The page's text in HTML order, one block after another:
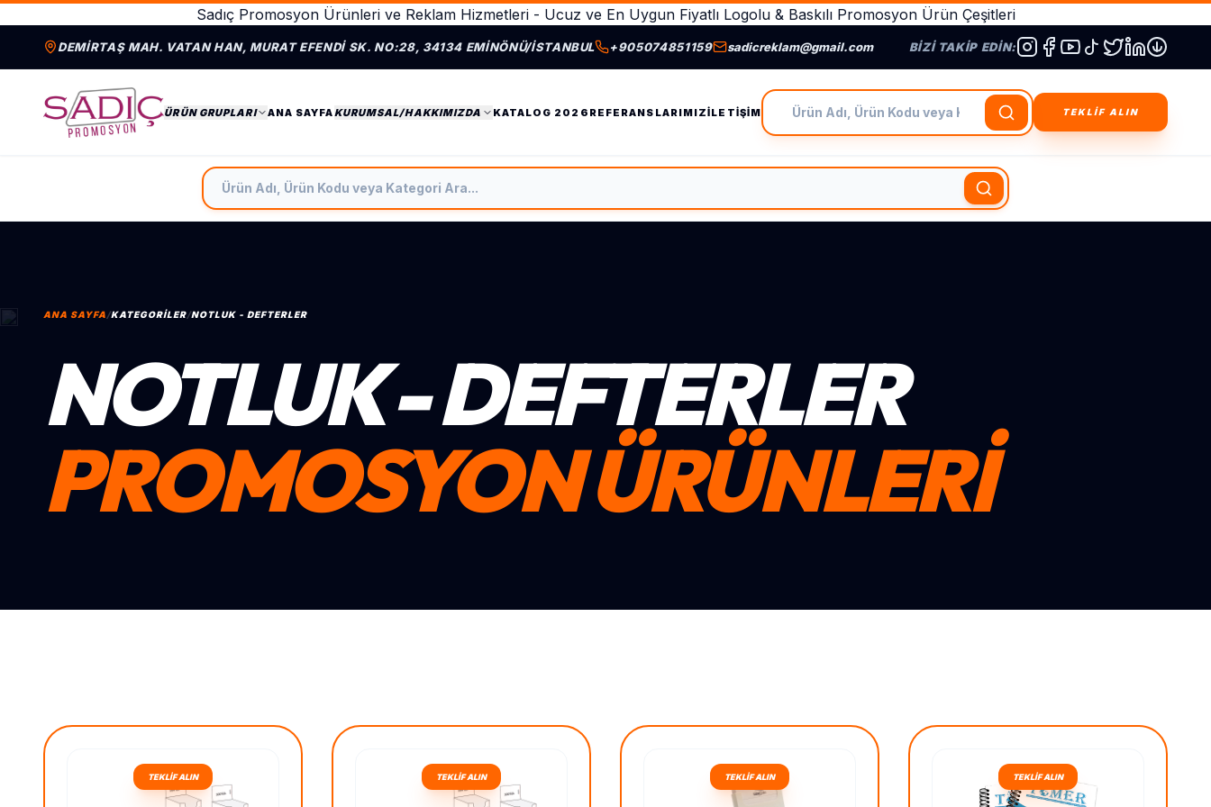
Sadıç Promosyon Ürünleri ve Reklam Hizmetleri - Ucuz ve En Uygun Fiyatlı Logolu & Baskılı Promosyon Ürün Çeşitleri
DEMIRTAŞ MAH. VATAN HAN, MURAT EFENDI SK. NO:28, 34134 EMINÖNÜ/İSTANBUL +905074851159 sadicreklam@gmail.com BIZI TAKIP EDIN:
ÜRÜN GRUPLARI ANA SAYFAKURUMSAL/HAKKIMIZDA KATALOG 2026 REFERANSLARIMIZİLETIŞIM
Ürün Adı, Ürün Kodu veya Kategori Ara
TEKLİF ALIN
Ürün Adı, Ürün Kodu veya Kategori Ara
ANA SAYFA/KATEGORILER/NOTLUK - DEFTERLER
NOTLUK - DEFTERLER
PROMOSYON ÜRÜNLERİ
TEKLİF ALIN TEKLİF ALIN TEKLİF ALIN TEKLİF ALIN